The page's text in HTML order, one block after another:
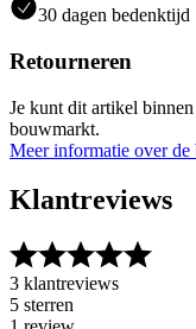
30 dagen bedenktijd
Retourneren
Je kunt dit artikel
bouwmarkt.
Meer informatie over de
Klantreviews
3 klantreviews
5 sterren